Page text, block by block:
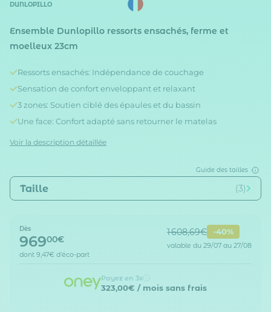
DUNLOPILLO
Ensemble Dunlopillo ressorts ensachés, ferme et
moelleux 23cm
Ressorts ensachés: Indépendance de couchage
Sensation de confort enveloppant et relaxant
3 zones: Soutien ciblé des épaules et du bassin
Une face: Confort adapté sans retourner le matelas
Voir la description détaillée
Dès
96900€
dont 9,47€ d'éco-part
1 608,69€ -40%
valable du 29/07 au 27/08
Payez en 3x
323,00€ / mois sans frais
Guide des tailles
Taille (3)